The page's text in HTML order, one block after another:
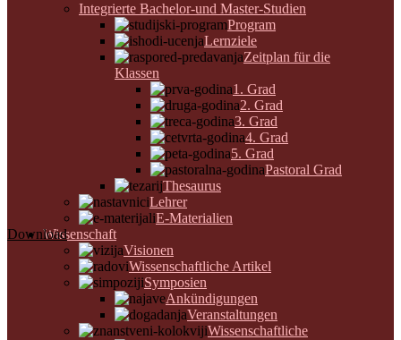
Integrierte Bachelor-und Master-Studien
Program
Lernziele
Zeitplan für die
Klassen
1. Grad
2. Grad
3. Grad
4. Grad
5. Grad
Pastoral Grad
Thesaurus
Lehrer
E-Materialien
Wissenschaft
Visionen
Wissenschaftliche Artikel
Symposien
Ankündigungen
Veranstaltungen
Wissenschaftliche
Download